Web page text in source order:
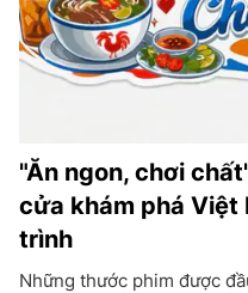
"Ăn ngon, chơi
cửa khám phá Việt
trình
Những thước phim được